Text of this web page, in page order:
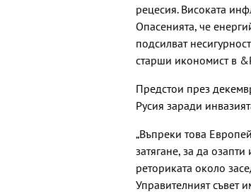
рецесия. Високата
Опасенията, че
подсилват
старши икономист в
Предстои през
Русия заради
„Въпреки това
затягане, за да
реториката около
Управителният съвет